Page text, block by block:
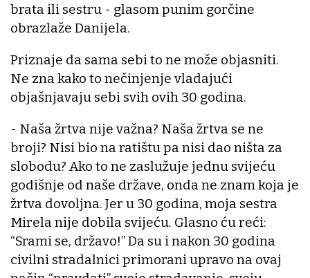
brata ili sestru - glasom punim gorčine
obrazlaže Danijela.
Priznaje da sama sebi to ne može objasniti.
Ne zna kako to nečinjenje vladajući
objašnjavaju sebi svih ovih 30 godina.
- Naša žrtva nije važna? Naša žrtva se ne
broji? Nisi bio na ratištu pa nisi dao ništa za
slobodu? Ako to ne zaslužuje jednu svijeću
godišnje od naše države, onda ne znam koja je
žrtva dovoljna. Jer u 30 godina, moja sestra
Mirela nije dobila svijeću. Glasno ću reći:
“Srami se, državo!” Da su i nakon 30 godina
civilni stradalnici primorani upravo na ovaj